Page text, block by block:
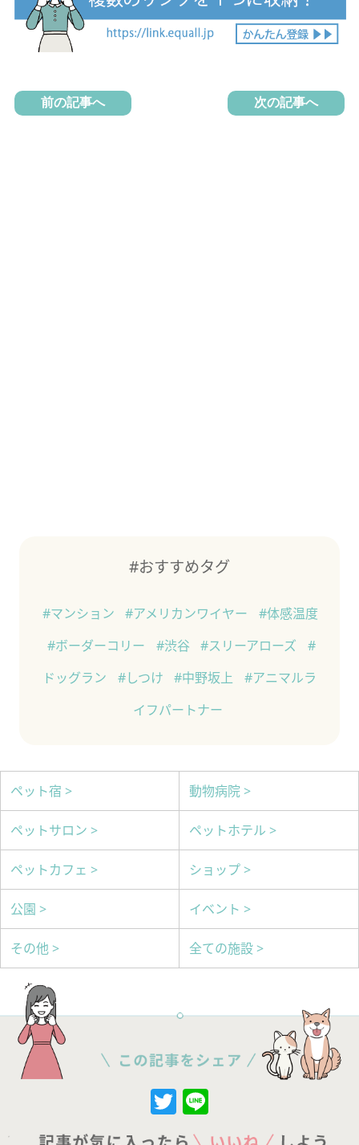
前の記事へ 次の記事へ
#おすすめタグ
#マンション #アメリカンワイヤー
#体感温度
#ボーダーコリー
#渋谷 #スリーアローズ
#
ドッグラン
#しつけ #中野坂上
#アニマルラ
イフパートナー
ペット宿 > 動物病院 >
ペットサロン > ペットホテル >
ペットカフェ > ショップ >
公園 > イベント >
その他 > 全ての施設 >
Twitter